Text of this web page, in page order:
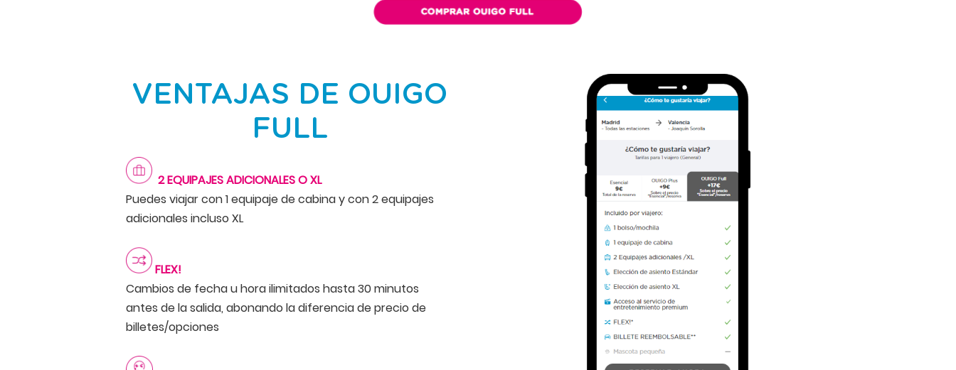
VENTAJAS DE OUIGO
FULL
2 EQUIPAJES ADICIONALES O XL
Puedes viajar con 1 equipaje de cabina y con 2 equipajes
adicionales incluso XL
FLEX!
Cambios de fecha u hora ilimitados hasta 30 minutos
antes de la salida, abonando la diferencia de precio de
billetes/opciones